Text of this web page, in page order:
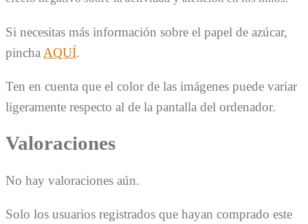
Si necesitas más información sobre el papel de azúcar,
pincha AQUÍ.
Ten en cuenta que el color de las imágenes puede variar
ligeramente respecto al de la pantalla del ordenador.
Valoraciones
No hay valoraciones aún.
Solo los usuarios registrados que hayan comprado este